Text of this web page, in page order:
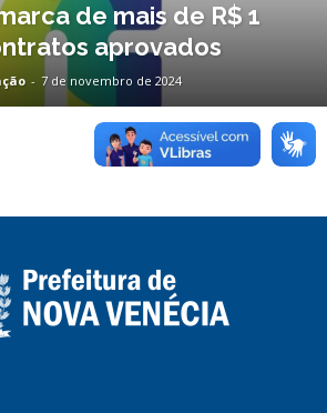
de mais de R$ 1
aprovados
- 7 de novembro de 2024